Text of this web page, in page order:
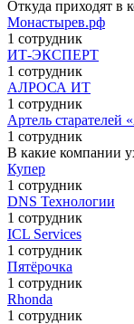
Откуда приходят в
Монастырев.рф
1 сотрудник
ИТ-ЭКСПЕРТ
1 сотрудник
АЛРОСА ИТ
1 сотрудник
Артель старателей
1 сотрудник
В какие компании
Купер
1 сотрудник
DNS Технологии
1 сотрудник
ICL Services
1 сотрудник
Пятёрочка
1 сотрудник
Rhonda
1 сотрудник